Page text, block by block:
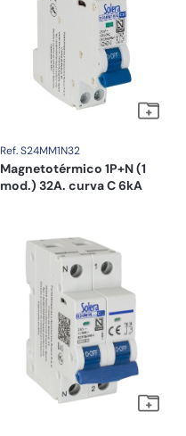
Ref. S24MM1N32
Magnetotérmico 1P+N (1
mod.) 32A. curva C 6kA